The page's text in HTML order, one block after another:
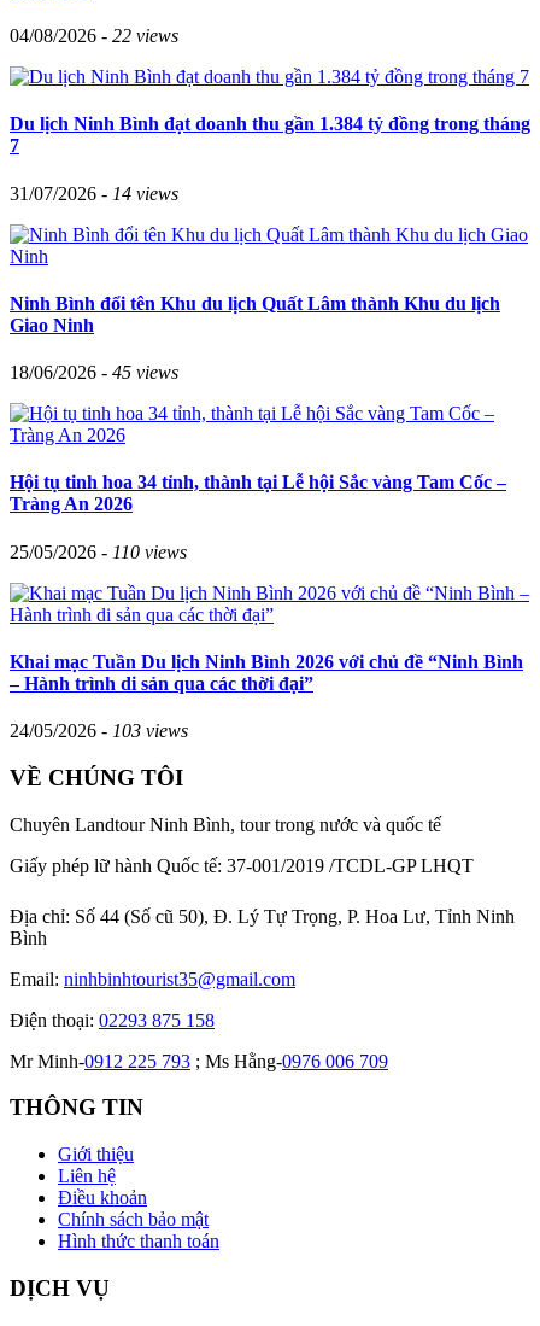
04/08/2026 - 22 views
Du lịch Ninh Bình đạt doanh thu gần 1.384 tỷ đồng trong tháng
7
31/07/2026 - 14 views
Ninh Bình đổi tên Khu du lịch Quất Lâm thành Khu du lịch
Giao Ninh
18/06/2026 - 45 views
Hội tụ tinh hoa 34 tỉnh, thành tại Lễ hội Sắc vàng Tam Cốc –
Tràng An 2026
25/05/2026 - 110 views
Khai mạc Tuần Du lịch Ninh Bình 2026 với chủ đề “Ninh Bình
– Hành trình di sản qua các thời đại”
24/05/2026 - 103 views
VỀ CHÚNG TÔI
Chuyên Landtour Ninh Bình, tour trong nước và quốc tế
Giấy phép lữ hành Quốc tế: 37-001/2019 /TCDL-GP LHQT
Địa chỉ: Số 44 (Số cũ 50), Đ. Lý Tự Trọng, P. Hoa Lư, Tỉnh Ninh
Bình
Email: ninhbinhtourist35@gmail.com
Điện thoại: 02293 875 158
Mr Minh-0912 225 793 ; Ms Hằng-0976 006 709
THÔNG TIN
Giới thiệu
Liên hệ
Điều khoản
Chính sách bảo mật
Hình thức thanh toán
DỊCH VỤ